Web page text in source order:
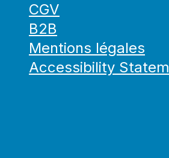
CGV
B2B
Mentions légales
Accessibility